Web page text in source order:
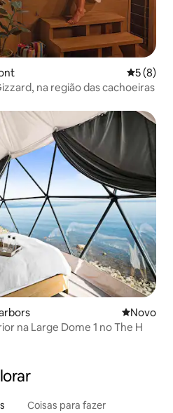
5 (8)
na região das cachoeiras
Novo
Novo
na Large Dome 1 no The H
Coisas para fazer